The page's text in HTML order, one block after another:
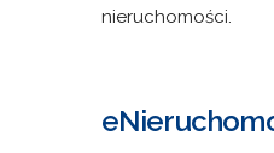
nieruchomości.